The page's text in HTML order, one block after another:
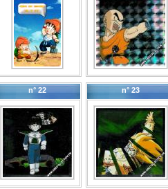
n° 22 n° 23